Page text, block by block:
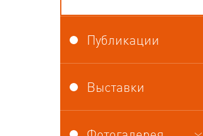
Публикации
Выставки